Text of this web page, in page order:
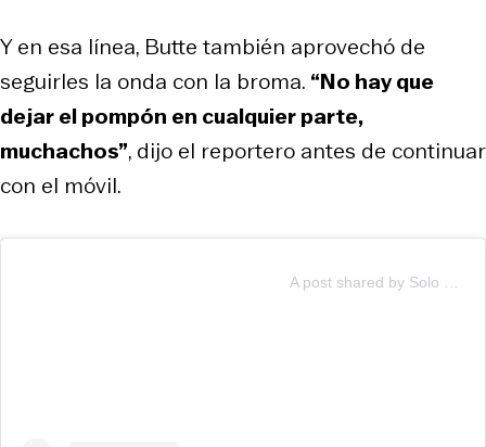
Y en esa línea, Butte también aprovechó de
seguirles la onda con la broma. “No hay que
dejar el pompón en cualquier parte,
muchachos”, dijo el reportero antes de continuar
con el móvil.